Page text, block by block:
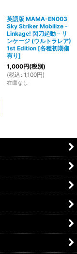
英語版 MAMA-EN003
Sky Striker Mobilize -
Linkage! 閃刀起動－リ
ンケージ (ウルトラレア)
1st Edition [各種初期傷
有り]
1,000円(税別)
(税込 : 1,100円)
在庫なし